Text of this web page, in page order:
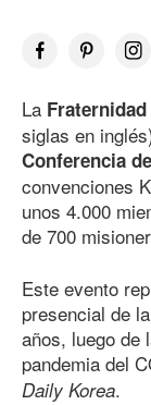
La
siglas en
Conferencia
convenciones
unos 4.000
de 700
Este evento
presencial de
años, luego de
pandemia del
Daily Korea.